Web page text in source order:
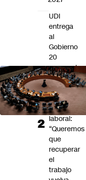
UDI
entrega
al
Gobierno
20
propuestas
para
enfrentar
la
emergencia
laboral:
“Queremos
que
recuperar
el
trabajo